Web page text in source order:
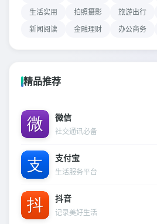
生活实用
拍照摄影 旅游出行
新闻阅读
金融理财 办公商务
精品推荐
微信
社交通讯必备
支付宝
生活服务平台
抖音
记录美好生活